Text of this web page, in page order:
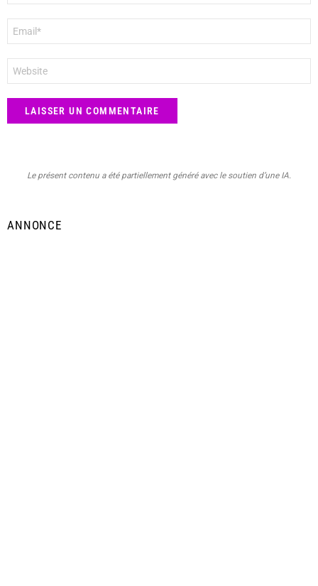
mail
*
web
Le présent contenu a été partiellement généré avec le soutien d’une IA.
ANNONCE